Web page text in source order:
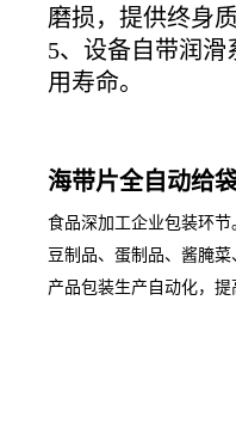
磨损，提供终身质
5、设备自带润滑
用寿命。
海带片全自动给
食品深加工企业包装环节
豆制品、蛋制品、酱腌
产品包装生产自动化，